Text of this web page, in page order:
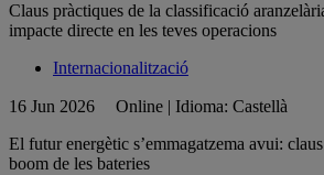
Claus pràctiques de la classificació
impacte directe en les teves operacions
Internacionalització
16 Jun 2026
Online | Idioma: Castellà
El futur energètic s’emmagatzema avui:
boom de les bateries